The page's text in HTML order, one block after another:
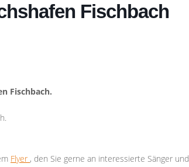
Fischbach
Fischbach.
Flyer , den Sie gerne an interessierte Sänger und